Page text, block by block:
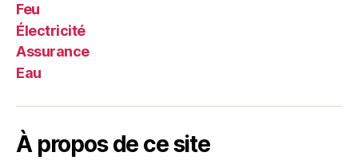
Feu
Électricité
Assurance
Eau
À propos de ce site